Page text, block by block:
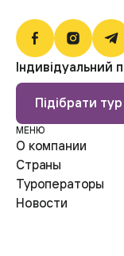
Індивідуальний
Підібрати тур
МЕНЮ
О компании
Страны
Туроператоры
Новости